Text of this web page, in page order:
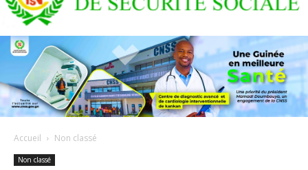
Accueil Non classé
Non classé